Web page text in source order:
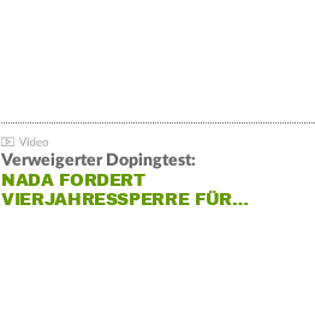
Verweigerter Dopingtest:
NADA FORDERT
VIERJAHRESSPERRE FÜR…